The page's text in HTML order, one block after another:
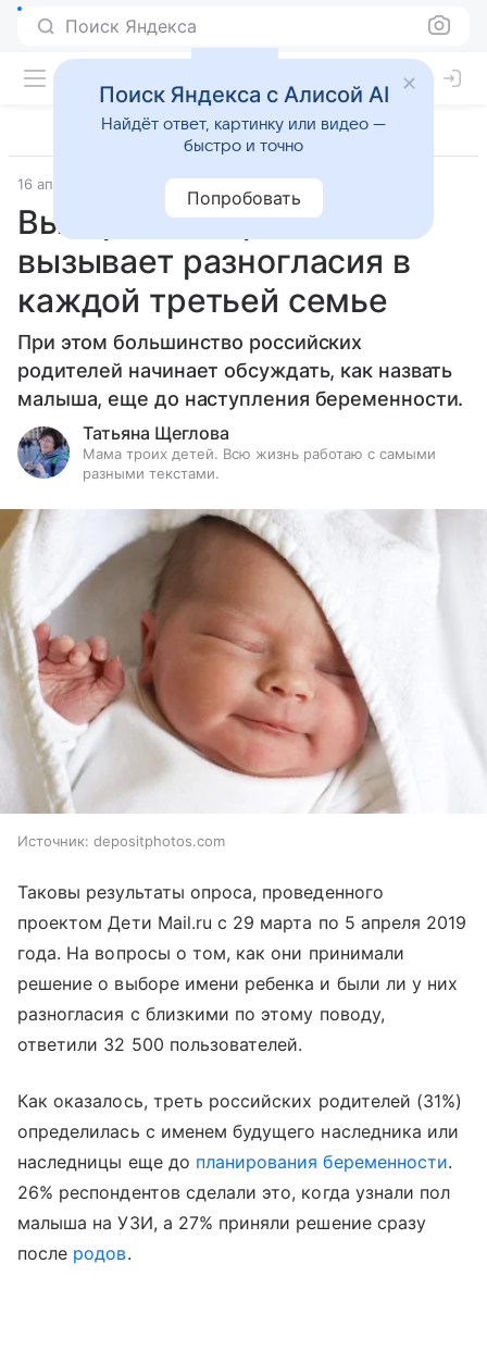
Поиск Яндекса
16 апреля 2019
Выбор имени ребенка
вызывает разногласия в
каждой третьей семье
При этом большинство российских
родителей начинает обсуждать, как назвать
малыша, еще до наступления беременности.
Татьяна Щеглова
Мама троих детей. Всю жизнь работаю с самыми
разными текстами.
Источник: depositphotos.com
Таковы результаты опроса, проведенного
проектом Дети Mail.ru с 29 марта по 5 апреля 2019
года. На вопросы о том, как они принимали
решение о выборе имени ребенка и были ли у них
разногласия с близкими по этому поводу,
ответили 32 500 пользователей.
Как оказалось, треть российских родителей (31%)
определилась с именем будущего наследника или
наследницы еще до планирования беременности.
26% респондентов сделали это, когда узнали пол
малыша на УЗИ, а 27% приняли решение сразу
после родов.
Поиск Яндекса с Алисой AI
Найдёт ответ, картинку или видео —
быстро и точно
Попробовать